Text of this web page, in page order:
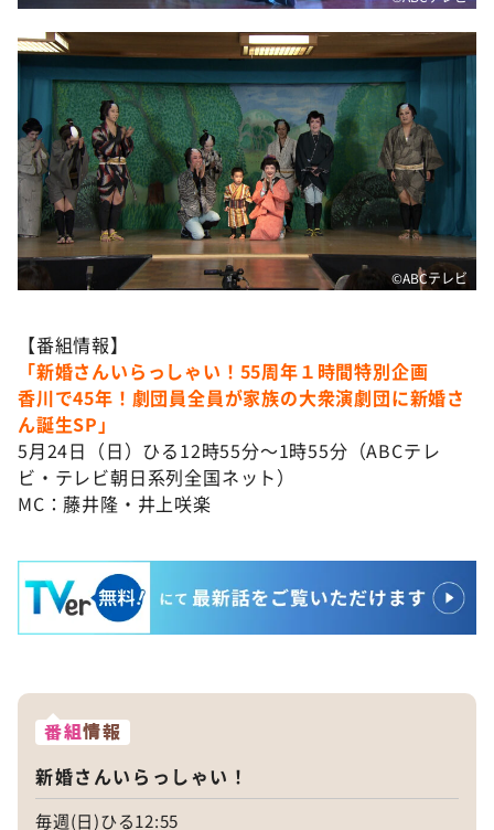
©ABCテレビ
【番組情報】
「新婚さんいらっしゃい！55周年１時間特別企画
香川で45年！劇団員全員が家族の大衆演劇団に新婚さ
ん誕生SP」
5月24日（日）ひる12時55分～1時55分（ABCテレ
ビ・テレビ朝日系列全国ネット）
MC：藤井隆・井上咲楽
番組情報
新婚さんいらっしゃい！
毎週(日)ひる12:55